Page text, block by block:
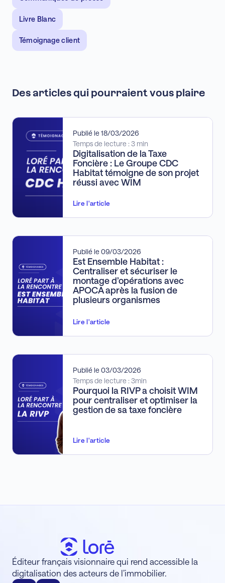
Livre Blanc
Témoignage client
Des articles qui pourraient vous plaire
Publié le 18/03/2026
Temps de lecture : 3 min
Digitalisation de la Taxe
Foncière : Le Groupe CDC
Habitat témoigne de son projet
réussi avec WIM
Lire l'article
Publié le 09/03/2026
Est Ensemble Habitat :
Centraliser et sécuriser le
montage d’opérations avec
APOCA après la fusion de
plusieurs organismes
Lire l'article
Publié le 03/03/2026
Temps de lecture : 3min
Pourquoi la RIVP a choisit WIM
pour centraliser et optimiser la
gestion de sa taxe foncière
Lire l'article
Éditeur français visionnaire qui rend accessible la
digitalisation des acteurs de l’immobilier.